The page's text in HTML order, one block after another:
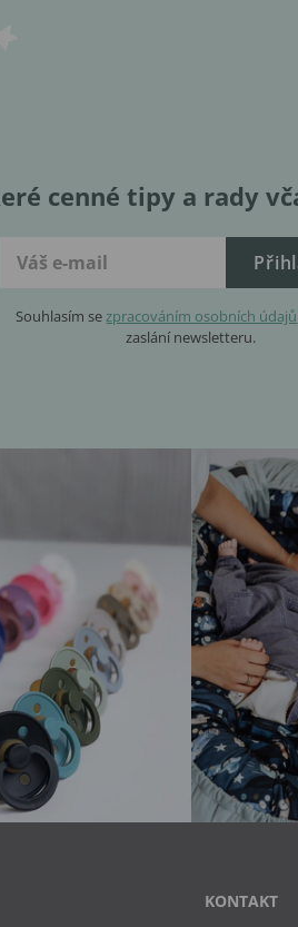
cenné tipy a rady
Souhlasím sezpracováním osobních údajů
zaslání newsletteru.
KONTAKT